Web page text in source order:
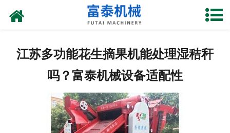
资质荣誉
新闻中心
江苏多功能花生摘果机能处理湿秸秆
吗？富泰机械设备适配性